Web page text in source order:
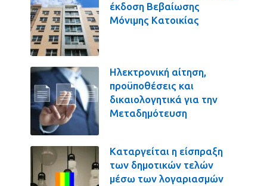
έκδοση Βεβαίωσης
Μόνιμης Κατοικίας
Ηλεκτρονική αίτηση,
προϋποθέσεις και
δικαιολογητικά για την
Μεταδημότευση
Καταργείται η είσπραξη
των δημοτικών τελών
μέσω των λογαριασμών